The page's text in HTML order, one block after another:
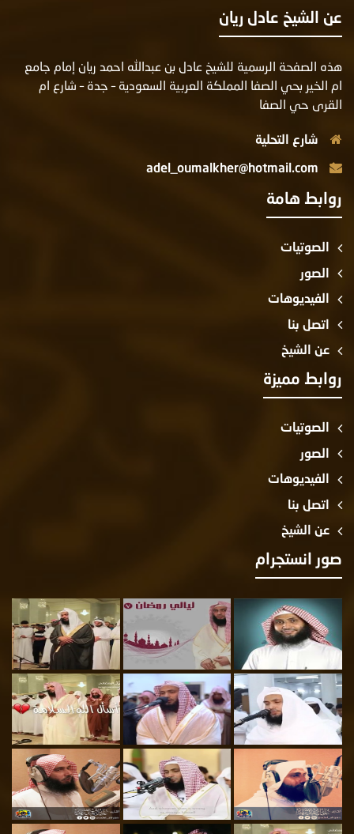
عن الشيخ عادل ريان
هذه الصفحة الرسمية للشيخ عادل بن عبدالله احمد ريان إمام جامع
ام الخير بحي الصفا المملكة العربية السعودية – جدة – شارع ام
القرى حي الصفا
شارع التحلية
adel_oumalkher@hotmail.com
روابط هامة
الصوتيات
الصور
الفيديوهات
اتصل بنا
عن الشيخ
روابط مميزة
الصوتيات
الصور
الفيديوهات
اتصل بنا
عن الشيخ
صور انستجرام